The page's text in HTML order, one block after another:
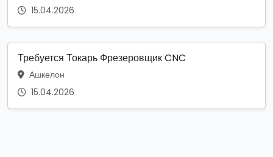
15.04.2026
Требуется Токарь Фрезеровщик CNC
Ашкелон
15.04.2026